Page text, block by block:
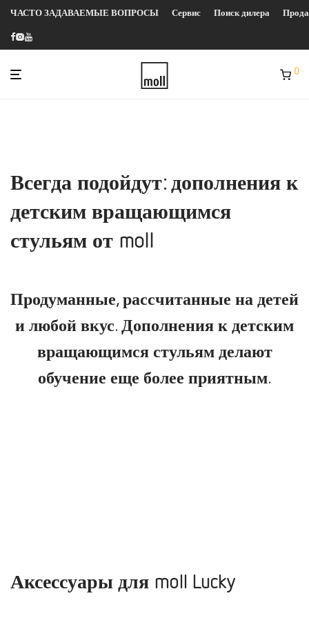
ЧАСТО ЗАДАВАЕМЫЕ ВОПРОСЫ Сервис Поиск дилера
0
Всегда подойдут: дополнения к
детским вращающимся
стульям от moll
Продуманные, рассчитанные на детей
и любой вкус. Дополнения к детским
вращающимся стульям делают
обучение еще более приятным.
Аксессуары для moll Lucky